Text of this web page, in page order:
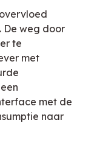
De weg door
te
met
met de
naar